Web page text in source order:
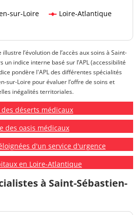
sur-Loire
Loire-Atlantique
l’évolution de l’accès aux soins à Saint-
un indice interne basé sur l’APL (accessibilité
pondère l'APL des différentes spécialités
sur-Loire pour évaluer l’offre de soins et
inégalités territoriales.
des déserts médicaux
des oasis médicaux
d'un service d'urgence
en Loire-Atlantique
à Saint-Sébastien-